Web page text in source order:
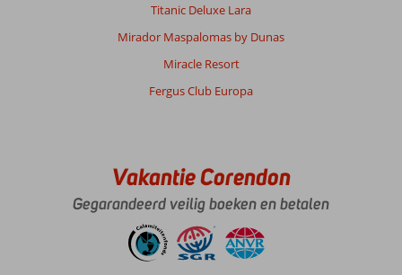
Titanic Deluxe Lara
Mirador Maspalomas by Dunas
Miracle Resort
Fergus Club Europa
Vakantie Corendon
Gegarandeerd veilig boeken en betalen